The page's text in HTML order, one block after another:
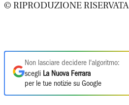
© RIPRODUZIONE RISERVATA
Non lasciare decidere l'algoritmo:
scegli La Nuova Ferrara
per le tue notizie su Google